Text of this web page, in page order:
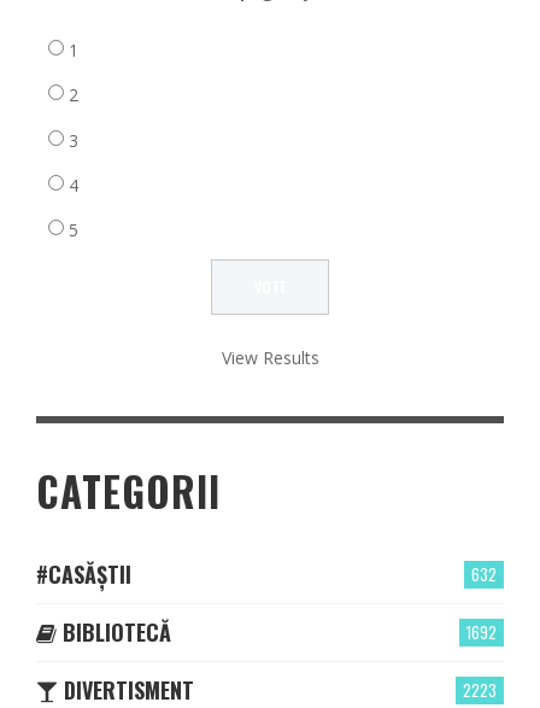
1
2
3
4
5
View Results
CATEGORII
632
#CASĂȘTII
1692
BIBLIOTECĂ
2223
DIVERTISMENT